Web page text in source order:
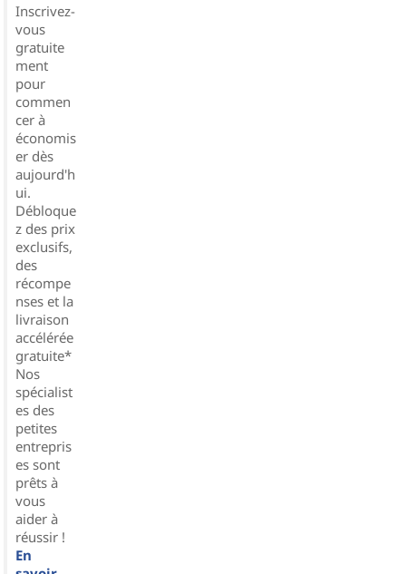
Inscrivez-
vous
gratuite
ment
pour
commen
cer à
économis
er dès
aujourd'h
ui.
Débloque
z des prix
exclusifs,
des
récompe
nses et la
livraison
accélérée
gratuite*
Nos
spécialist
es des
petites
entrepris
es sont
prêts à
vous
aider à
réussir !
En